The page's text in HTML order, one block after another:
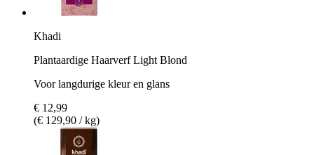
Khadi
Plantaardige Haarverf Light Blond
Voor langdurige kleur en glans
€ 12,99
(€ 129,90 / kg)